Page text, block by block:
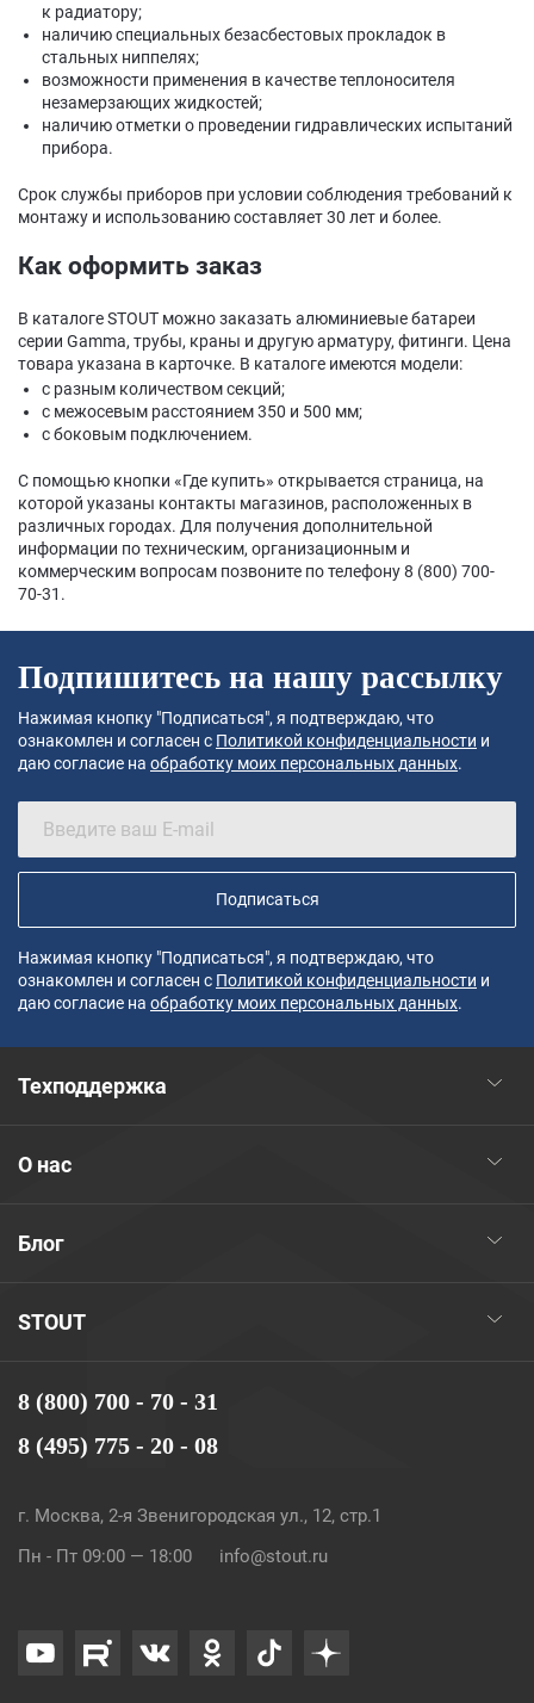
к радиатору;
наличию специальных безасбестовых прокладок в
стальных ниппелях;
возможности применения в качестве теплоносителя
незамерзающих жидкостей;
наличию отметки о проведении гидравлических испытаний
прибора.
Срок службы приборов при условии соблюдения требований к
монтажу и использованию составляет 30 лет и более.
Как оформить заказ
В каталоге STOUT можно заказать алюминиевые батареи
серии Gamma, трубы, краны и другую арматуру, фитинги. Цена
товара указана в карточке. В каталоге имеются модели:
с разным количеством секций;
с межосевым расстоянием 350 и 500 мм;
с боковым подключением.
С помощью кнопки «Где купить» открывается страница, на
которой указаны контакты магазинов, расположенных в
различных городах. Для получения дополнительной
информации по техническим, организационным и
коммерческим вопросам позвоните по телефону 8 (800) 700-
70-31.
Подпишитесь на нашу рассылку
Нажимая кнопку "Подписаться", я подтверждаю, что
ознакомлен и согласен с Политикой конфиденциальности и
даю согласие на обработку моих персональных данных.
Подписаться
Нажимая кнопку "Подписаться", я подтверждаю, что
ознакомлен и согласен с Политикой конфиденциальности и
даю согласие на обработку моих персональных данных.
8 (800) 700 - 70 - 31
8 (495) 775 - 20 - 08
г. Москва, 2-я Звенигородская ул., 12, стр.1
Пн - Пт 09:00 — 18:00
info@stout.ru
STOUT
Блог
О нас
Техподдержка